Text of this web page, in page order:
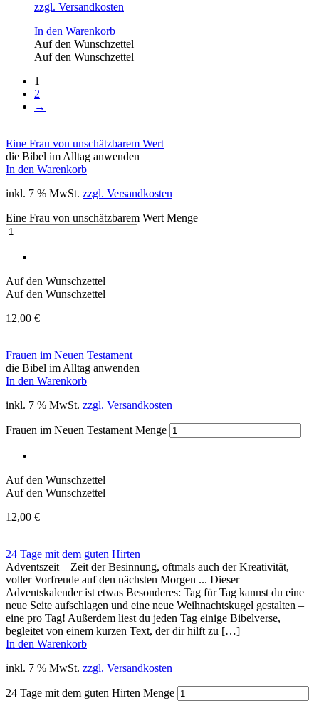
zzgl. Versandkosten
In den Warenkorb
Auf den Wunschzettel
Auf den Wunschzettel
1
2
→
Eine Frau von unschätzbarem Wert
die Bibel im Alltag anwenden
In den Warenkorb
inkl. 7 % MwSt. zzgl. Versandkosten
Eine Frau von unschätzbarem Wert Menge
Auf den Wunschzettel
Auf den Wunschzettel
12,00 €
Frauen im Neuen Testament
die Bibel im Alltag anwenden
In den Warenkorb
inkl. 7 % MwSt. zzgl. Versandkosten
Frauen im Neuen Testament Menge
Auf den Wunschzettel
Auf den Wunschzettel
12,00 €
24 Tage mit dem guten Hirten
Adventszeit – Zeit der Besinnung, oftmals auch der Kreativität,
voller Vorfreude auf den nächsten Morgen ... Dieser
Adventskalender ist etwas Besonderes: Tag für Tag kannst du eine
neue Seite aufschlagen und eine neue Weihnachtskugel gestalten –
eine pro Tag! Außerdem liest du jeden Tag einige Bibelverse,
begleitet von einem kurzen Text, der dir hilft zu […]
In den Warenkorb
inkl. 7 % MwSt. zzgl. Versandkosten
24 Tage mit dem guten Hirten Menge